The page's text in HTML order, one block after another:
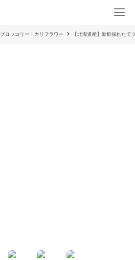
ブロッコリー・カリフラワー 【北海道産】新鮮採れたて